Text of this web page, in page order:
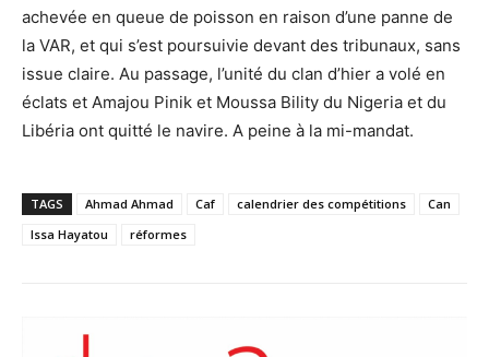
achevée en queue de poisson en raison d’une panne de
la VAR, et qui s’est poursuivie devant des tribunaux, sans
issue claire. Au passage, l’unité du clan d’hier a volé en
éclats et Amajou Pinik et Moussa Bility du Nigeria et du
Libéria ont quitté le navire. A peine à la mi-mandat.
TAGS Ahmad Ahmad Caf calendrier des compétitions
Can
Issa Hayatou
réformes